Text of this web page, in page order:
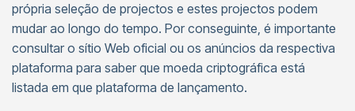
própria seleção de projectos e estes projectos podem
mudar ao longo do tempo. Por conseguinte, é importante
consultar o sítio Web oficial ou os anúncios da respectiva
plataforma para saber que moeda criptográfica está
listada em que plataforma de lançamento.